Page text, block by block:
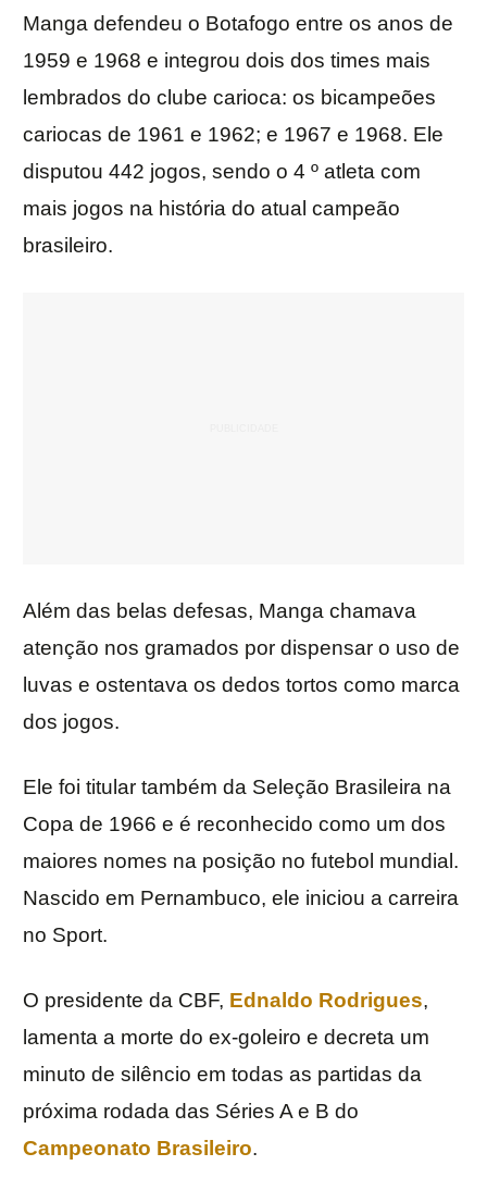
Manga defendeu o Botafogo entre os anos de
1959 e 1968 e integrou dois dos times mais
lembrados do clube carioca: os bicampeões
cariocas de 1961 e 1962; e 1967 e 1968. Ele
disputou 442 jogos, sendo o 4 º atleta com
mais jogos na história do atual campeão
brasileiro.
Além das belas defesas, Manga chamava
atenção nos gramados por dispensar o uso de
luvas e ostentava os dedos tortos como marca
dos jogos.
Ele foi titular também da Seleção Brasileira na
Copa de 1966 e é reconhecido como um dos
maiores nomes na posição no futebol mundial.
Nascido em Pernambuco, ele iniciou a carreira
no Sport.
O presidente da CBF, Ednaldo Rodrigues,
lamenta a morte do ex-goleiro e decreta um
minuto de silêncio em todas as partidas da
próxima rodada das Séries A e B do
Campeonato Brasileiro.